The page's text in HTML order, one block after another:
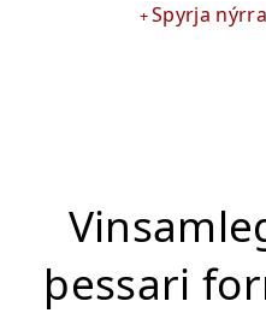
Spyrja
þessari